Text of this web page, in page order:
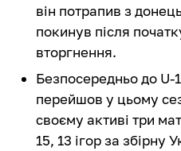
він потрапив з
покинув після
вторгнення.
Безпосередньо до
перейшов у цьому
своєму активі три
15, 13 ігор за збірну